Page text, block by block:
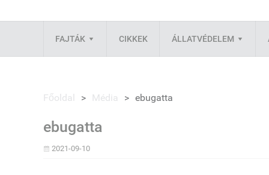
FAJTÁK CIKKEK ÁLLATVÉDELEM
Főoldal > Média > ebugatta
ebugatta
2021-09-10